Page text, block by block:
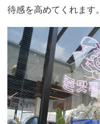
待感を高めてくれます。